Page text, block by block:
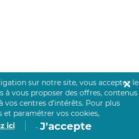
de carte bancaire est cryptée
sur notre site, vous acceptez le
à vous proposer des offres, contenus
vos centres d’intérêts. Pour plus
et paramétrer vos cookies,
ici
. J'accepte
✕